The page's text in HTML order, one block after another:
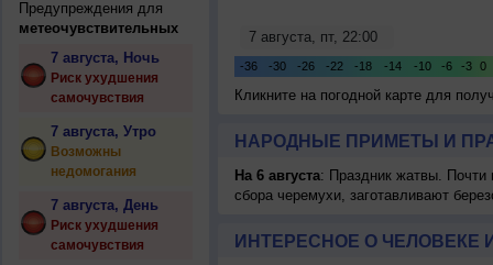
Предупреждения для
метеочувствительных
7 августа, Ночь
Риск ухудшения
самочувствия
7 августа, Утро
Возможны
недомогания
7 августа, День
Риск ухудшения
самочувствия
Кликните на погодной карте для
НАРОДНЫЕ ПРИМЕТЫ И
На 6 августа: Праздник жатвы. Почти
сбора черемухи, заготавливают
ИНТЕРЕСНОЕ О ЧЕЛОВЕКЕ